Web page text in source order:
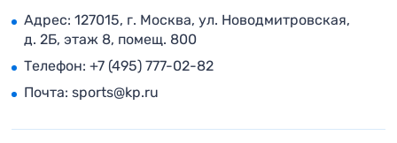
Адрес: 127015, г. Москва, ул. Новодмитровская,
д. 2Б, этаж 8, помещ. 800
Телефон: +7 (495) 777-02-82
Почта: sports@kp.ru